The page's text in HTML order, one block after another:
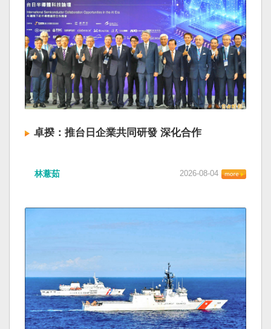
卓揆：推台日企業共同研發 深化合作
林薏茹 2026-08-04